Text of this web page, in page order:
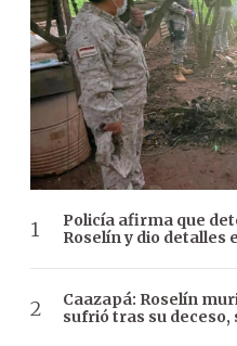
Policía afirma que
Roselín y dio detalles
Caazapá: Roselín
sufrió tras su